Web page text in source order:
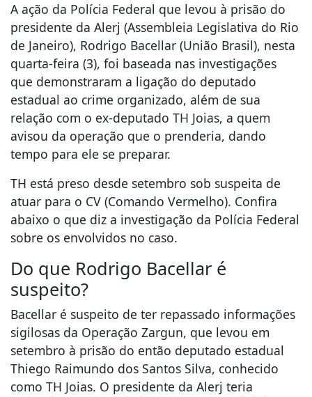
A ação da Polícia Federal que levou à prisão do
presidente da Alerj (Assembleia Legislativa do Rio
de Janeiro), Rodrigo Bacellar (União Brasil), nesta
quarta-feira (3), foi baseada nas investigações
que demonstraram a ligação do deputado
estadual ao crime organizado, além de sua
relação com o ex-deputado TH Joias, a quem
avisou da operação que o prenderia, dando
tempo para ele se preparar.
TH está preso desde setembro sob suspeita de
atuar para o CV (Comando Vermelho). Confira
abaixo o que diz a investigação da Polícia Federal
sobre os envolvidos no caso.
Do que Rodrigo Bacellar é
suspeito?
Bacellar é suspeito de ter repassado informações
sigilosas da Operação Zargun, que levou em
setembro à prisão do então deputado estadual
Thiego Raimundo dos Santos Silva, conhecido
como TH Joias. O presidente da Alerj teria